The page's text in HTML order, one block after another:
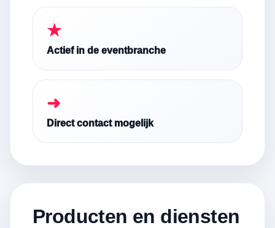
★
Actief in de eventbranche
➜
Direct contact mogelijk
Producten en diensten